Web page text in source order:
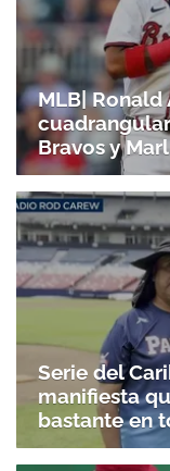
MLB|
Bravos y
Serie del
manifiesta
bastante en